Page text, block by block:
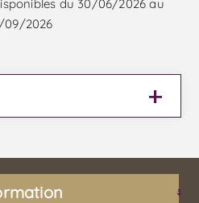
du 30/06/2026 au
09/2026